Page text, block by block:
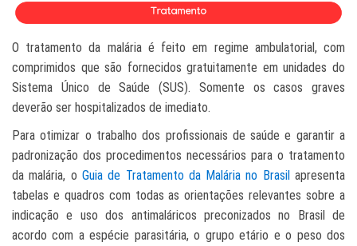
O tratamento da malária é feito em regime ambulatorial, com
comprimidos que são fornecidos gratuitamente em unidades do
Sistema Único de Saúde (SUS). Somente os casos graves
deverão ser hospitalizados de imediato.
Para otimizar o trabalho dos profissionais de saúde e garantir a
padronização dos procedimentos necessários para o tratamento
da malária, o Guia de Tratamento da Malária no Brasilapresenta
tabelas e quadros com todas as orientações relevantes sobre a
indicação e uso dos antimaláricos preconizados no Brasil de
acordo com a espécie parasitária, o grupo etário e o peso dos